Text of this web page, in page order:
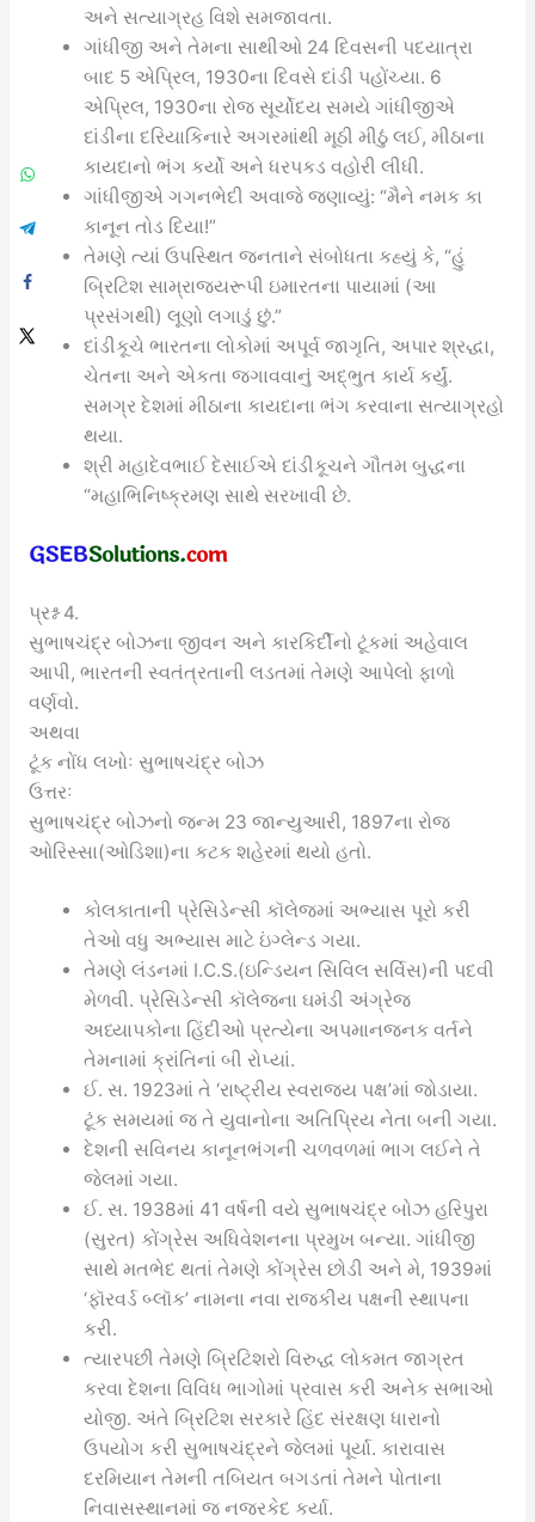
અને સત્યાગ્રહ વિશે સમજાવતા.
ગાંધીજી અને તેમના સાથીઓ 24 દિવસની પદયાત્રા
બાદ 5 એપ્રિલ, 1930ના દિવસે દાંડી પહોંચ્યા. 6
એપ્રિલ, 1930ના રોજ સૂર્યોદય સમયે ગાંધીજીએ
દાંડીના દરિયાકિનારે અગરમાંથી મૂઠી મીઠું લઈ, મીઠાના
કાયદાનો ભંગ કર્યો અને ધરપકડ વહોરી લીધી.
ગાંધીજીએ ગગનભેદી અવાજે જણાવ્યું: “મૈને નમક કા
કાનૂન તોડ દિયા!”
તેમણે ત્યાં ઉપસ્થિત જનતાને સંબોધતા કહ્યું કે, “હું
બ્રિટિશ સામ્રાજ્યરૂપી ઇમારતના પાયામાં (આ
પ્રસંગથી) લૂણો લગાડું છું.”
દાંડીકૂચે ભારતના લોકોમાં અપૂર્વ જાગૃતિ, અપાર શ્રદ્ધા,
ચેતના અને એકતા જગાવવાનું અદ્ભુત કાર્ય કર્યું.
સમગ્ર દેશમાં મીઠાના કાયદાના ભંગ કરવાના સત્યાગ્રહો
થયા.
શ્રી મહાદેવભાઈ દેસાઈએ દાંડીકૂચને ગૌતમ બુદ્ધના
“મહાભિનિષ્ક્રમણ સાથે સરખાવી છે.
પ્રશ્ન 4.
સુભાષચંદ્ર બોઝના જીવન અને કારકિર્દીનો ટૂંકમાં અહેવાલ
આપી, ભારતની સ્વતંત્રતાની લડતમાં તેમણે આપેલો ફાળો
વર્ણવો.
અથવા
ટૂંક નોંધ લખોઃ સુભાષચંદ્ર બોઝ
ઉત્તરઃ
સુભાષચંદ્ર બોઝનો જન્મ 23 જાન્યુઆરી, 1897ના રોજ
ઓરિસ્સા(ઓડિશા)ના કટક શહેરમાં થયો હતો.
કોલકાતાની પ્રેસિડેન્સી કૉલેજમાં અભ્યાસ પૂરો કરી
તેઓ વધુ અભ્યાસ માટે ઇંગ્લેન્ડ ગયા.
તેમણે લંડનમાં I.C.S.(ઇન્ડિયન સિવિલ સર્વિસ)ની પદવી
મેળવી. પ્રેસિડેન્સી કૉલેજના ઘમંડી અંગ્રેજ
અધ્યાપકોના હિંદીઓ પ્રત્યેના અપમાનજનક વર્તને
તેમનામાં ક્રાંતિનાં બી રોપ્યાં.
ઈ. સ. 1923માં તે ‘રાષ્ટ્રીય સ્વરાજ્ય પક્ષ’માં જોડાયા.
ટૂંક સમયમાં જ તે યુવાનોના અતિપ્રિય નેતા બની ગયા.
દેશની સવિનય કાનૂનભંગની ચળવળમાં ભાગ લઈને તે
જેલમાં ગયા.
ઈ. સ. 1938માં 41 વર્ષની વયે સુભાષચંદ્ર બોઝ હરિપુરા
(સુરત) કોંગ્રેસ અધિવેશનના પ્રમુખ બન્યા. ગાંધીજી
સાથે મતભેદ થતાં તેમણે કોંગ્રેસ છોડી અને મે, 1939માં
‘ફૉરવર્ડ બ્લૉક’ નામના નવા રાજકીય પક્ષની સ્થાપના
કરી.
ત્યારપછી તેમણે બ્રિટિશરો વિરુદ્ધ લોકમત જાગ્રત
કરવા દેશના વિવિધ ભાગોમાં પ્રવાસ કરી અનેક સભાઓ
યોજી. અંતે બ્રિટિશ સરકારે હિંદ સંરક્ષણ ધારાનો
ઉપયોગ કરી સુભાષચંદ્રને જેલમાં પૂર્યા. કારાવાસ
દરમિયાન તેમની તબિયત બગડતાં તેમને પોતાના
નિવાસસ્થાનમાં જ નજરકેદ કર્યા.